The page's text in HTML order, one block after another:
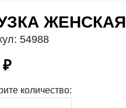
ЖЕНСКАЯ
54988
₽
количество: